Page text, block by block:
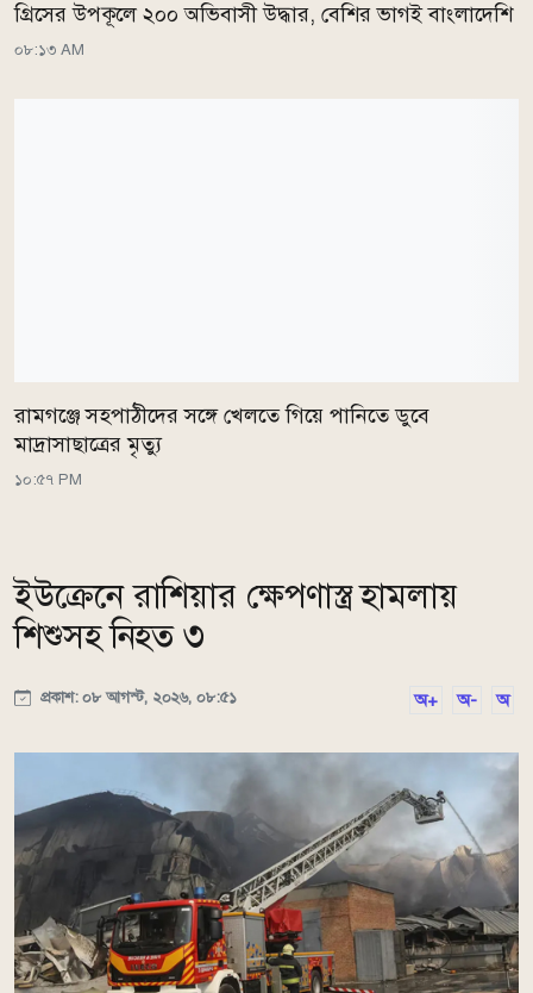
গ্রিসের উপকূলে ২০০ অভিবাসী উদ্ধার, বেশির ভাগই বাংলাদেশি
০৮:১৩ AM
রামগঞ্জে সহপাঠীদের সঙ্গে খেলতে গিয়ে পানিতে ডুবে
মাদ্রাসাছাত্রের মৃত্যু
১০:৫৭ PM
ইউক্রেনে রাশিয়ার ক্ষেপণাস্ত্র হামলায়
শিশুসহ নিহত ৩
প্রকাশ: ০৮ আগস্ট, ২০২৬, ০৮:৫১ অ+ অ- অ